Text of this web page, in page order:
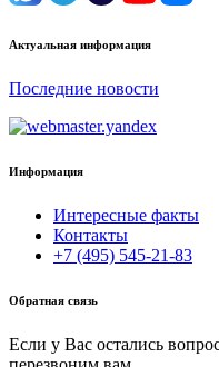
Актуальная информация
Последние новости
Информация
Интересные факты
Контакты
+7 (495) 545-21-83
Обратная связь
Если у Вас остались